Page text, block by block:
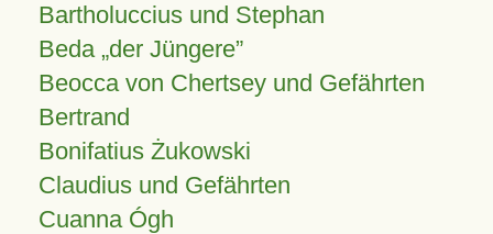
Bartholuccius und Stephan
Beda „der Jüngere”
Beocca von Chertsey und Gefährten
Bertrand
Bonifatius Żukowski
Claudius und Gefährten
Cuanna Ógh